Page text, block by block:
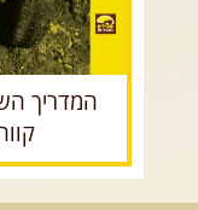
המדריך